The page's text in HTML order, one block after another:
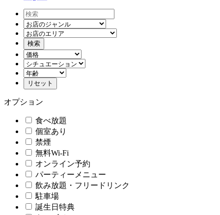
オプション
食べ放題
個室あり
禁煙
無料Wi-Fi
オンライン予約
パーティーメニュー
飲み放題・フリードリンク
駐車場
誕生日特典